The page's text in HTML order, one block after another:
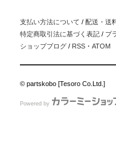
支払い方法について / 配送・送
特定商取引法に基づく表記 / プ
ショップブログ / RSS ・ATOM
© partskobo [Tesoro Co.Ltd.]
Powered by